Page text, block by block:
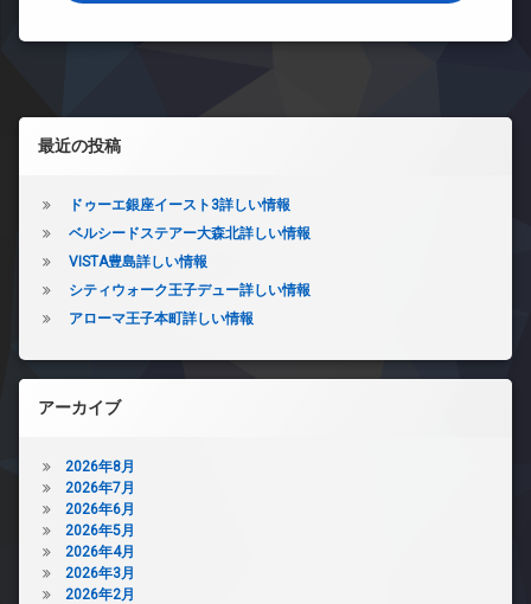
場
宅
ク
ス
敷
き
防
犯
カ
メ
ラ
ト
デ
ナ
イ
ク
き
場
ペ
宅
配
ボ
ッ
ク
ド
イ
ン
ー
ト
無
レ
ベ
ー
オ
ー
ト
ロ
ッ
ク
左サイドバー
最近の投稿
ドゥーエ銀座イースト3詳しい情報
ベルシードステアー大森北詳しい情報
VISTA豊島詳しい情報
シティウォーク王子デュー詳しい情報
アローマ王子本町詳しい情報
アーカイブ
2026年8月
2026年7月
2026年6月
2026年5月
2026年4月
2026年3月
2026年2月